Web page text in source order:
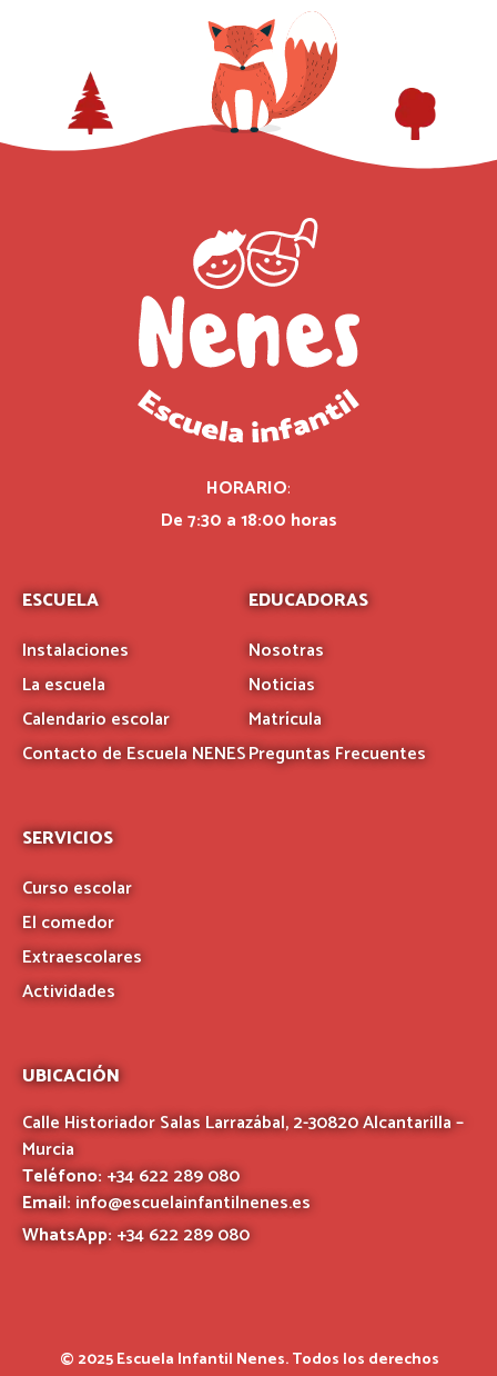
HORARIO:
De 7:30 a 18:00 horas
ESCUELA
Instalaciones
La escuela
Calendario escolar
Contacto de Escuela NENES
EDUCADORAS
Nosotras
Noticias
Matrícula
Preguntas Frecuentes
SERVICIOS
Curso escolar
El comedor
Extraescolares
Actividades
UBICACIÓN
Calle Historiador Salas Larrazábal, 2-30820 Alcantarilla –
Murcia
Teléfono: +34 622 289 080
Email:info@escuelainfantilnenes.es
WhatsApp: +34 622 289 080
© 2025 Escuela Infantil Nenes. Todos los derechos